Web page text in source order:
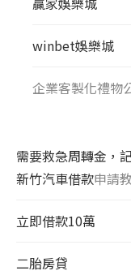
winbet娛樂城
企業客製化禮物
需要救急周轉金，
新竹汽車借款申請
立即借款10萬
二胎房貸